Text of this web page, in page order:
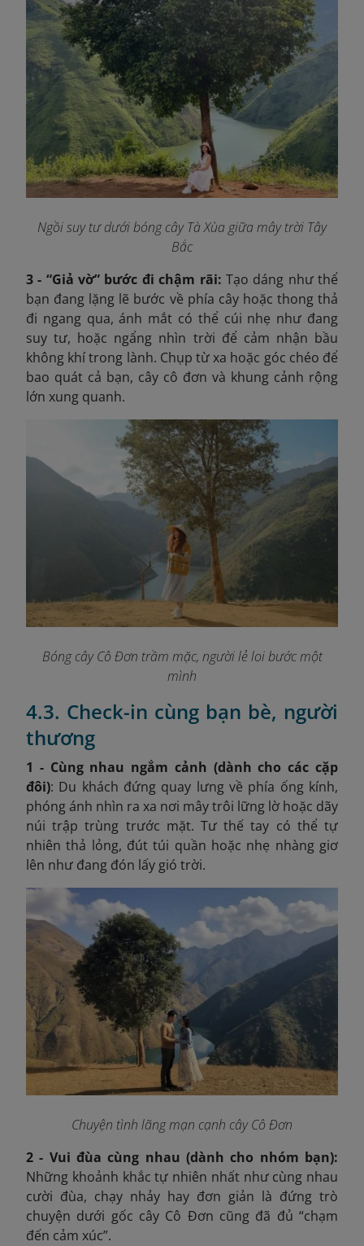
Ngồi suy tư dưới bóng cây Tà Xùa giữa mây trời Tây
Bắc
3 - “Giả vờ” bước đi chậm rãi: Tạo dáng như thể
bạn đang lặng lẽ bước về phía cây hoặc thong thả
đi ngang qua, ánh mắt có thể cúi nhẹ như đang
suy tư, hoặc ngẩng nhìn trời để cảm nhận bầu
không khí trong lành. Chụp từ xa hoặc góc chéo để
bao quát cả bạn, cây cô đơn và khung cảnh rộng
lớn xung quanh.
Bóng cây Cô Đơn trầm mặc, người lẻ loi bước một
mình
4.3. Check-in cùng bạn bè, người
thương
1 - Cùng nhau ngắm cảnh (dành cho các cặp
đôi): Du khách đứng quay lưng về phía ống kính,
phóng ánh nhìn ra xa nơi mây trôi lững lờ hoặc dãy
núi trập trùng trước mặt. Tư thế tay có thể tự
nhiên thả lỏng, đút túi quần hoặc nhẹ nhàng giơ
lên như đang đón lấy gió trời.
Chuyện tình lãng mạn cạnh cây Cô Đơn
2 - Vui đùa cùng nhau (dành cho nhóm bạn):
Những khoảnh khắc tự nhiên nhất như cùng nhau
cười đùa, chạy nhảy hay đơn giản là đứng trò
chuyện dưới gốc cây Cô Đơn cũng đã đủ “chạm
đến cảm xúc”.